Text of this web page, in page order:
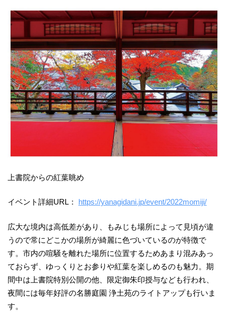
上書院からの紅葉眺め
イベント詳細URL： https://yanagidani.jp/event/2022momiji/
広大な境内は高低差があり、もみじも場所によって見頃が違
うので常にどこかの場所が綺麗に色づいているのが特徴で
す。市内の喧騒を離れた場所に位置するためあまり混みあっ
ておらず、ゆっくりとお参りや紅葉を楽しめるのも魅力。期
間中は上書院特別公開の他、限定御朱印授与なども行われ、
夜間には毎年好評の名勝庭園 浄土苑のライトアップも行いま
す。